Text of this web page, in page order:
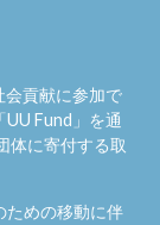
会貢献に参加で
UU Fund 」を通
体に寄付する取
ための移動に伴